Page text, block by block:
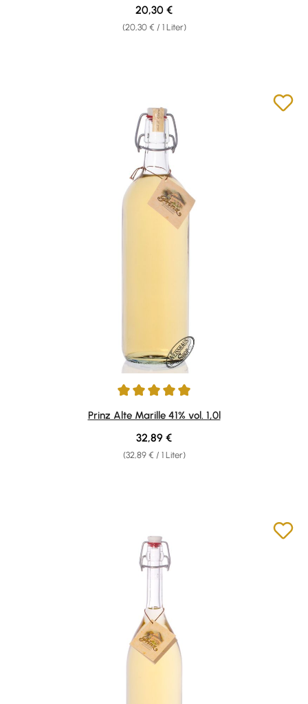
(20,30 € / 1 Liter)
Regulärer Preis:
20,30 €
Durchschnittliche Bewertung von 4.96 von 5 Sternen
Prinz Alte Marille 41% vol. 1,0l
(32,89 € / 1 Liter)
Regulärer Preis:
32,89 €